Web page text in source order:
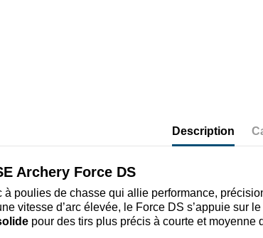
Description
Archery Force DS
à poulies de chasse qui allie performance,
vitesse d’arc élevée, le Force DS s’appuie sur
pour des tirs plus précis à courte et moyenne